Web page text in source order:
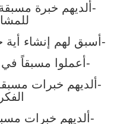
-ألديهم خبرة
-أسبق لهم إنشاء أية
-أعملوا مسبقاً
-ألديهم خبرات
-ألديهم خبرات